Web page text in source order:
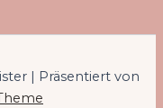
| Präsentiert von